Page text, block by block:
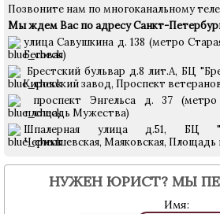
Позвоните нам по многоканальному
Мы ждем Вас по адресу Санкт-
улица Савушкина д. 138 (метро
Беговая)
Брестский бульвар д.8 лит.А, БЦ
Кировский завод, Проспект
проспект Энгельса д. 37 (метро
площадь Мужества)
Шпалерная улица д.51, БЦ
Чернышевская, Маяковская, Площадь
НУЖЕН ЮРИСТ? МЫ
Имя: